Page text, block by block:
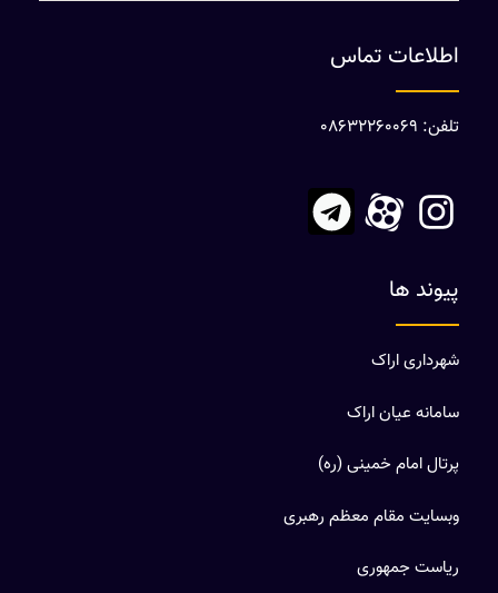
اطلاعات تماس
تلفن: 08632260069
پیوند ها
شهرداری اراک
سامانه عیان اراک
پرتال امام خمینی (ره)
وبسایت مقام معظم رهبری
ریاست جمهوری